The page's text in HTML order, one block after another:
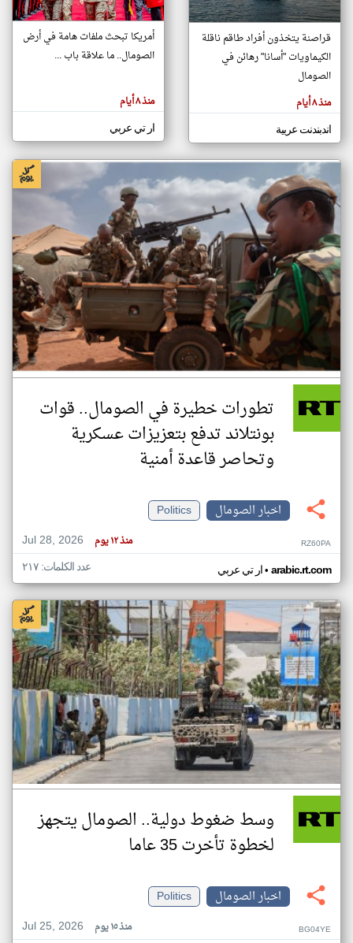
تغيير الدولة
اخبار الصومال على مدار الساعة
أهم اخبار الصومال العاجلة والمباشرة
المقالات
هنا عن
وجهة
كاتبيها.
قراصنة يتخذون أفراد طاقم ناقلة
الكيماويات "أسانا" رهائن في
الصومال
منذ ٨ أيام
اندبندنت عربية
أمريكا تبحث ملفات هامة في أرض
الصومال.. ما علاقة باب ...
منذ ٨ أيام
ار تي عربي
تطورات خطيرة في الصومال.. قوات
بونتلاند تدفع بتعزيزات عسكرية
وتحاصر قاعدة أمنية
اخبار الصومال
Politics
Jul 28, 2026
منذ ١٢ يوم RZ60PA
ار تي عربي• arabic.rt.com عدد الكلمات: ٢١٧
وسط ضغوط دولية.. الصومال يتجهز
لخطوة تأخرت 35 عاما
اخبار الصومال
Politics
Jul 25, 2026
منذ ١٥ يوم BG04YE
klyoum.com